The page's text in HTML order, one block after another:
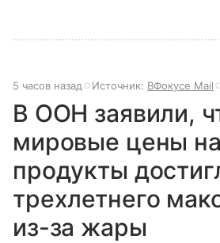
5 часов назад Источник: ВФокусе Mail
В ООН заявили,
мировые цены на
продукты
трехлетнего
из-за жары